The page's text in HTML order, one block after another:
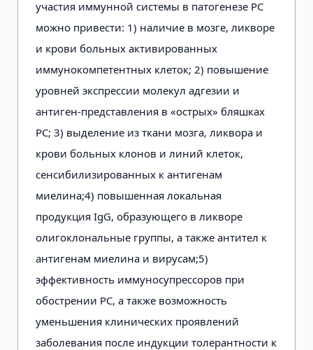
участия иммунной системы в патогенезе РС
можно привести: 1) наличие в мозге, ликворе
и крови больных активированных
иммунокомпетентных клеток; 2) повышение
уровней экспрессии молекул адгезии и
антиген-представления в «острых» бляшках
РС; 3) выделение из ткани мозга, ликвора и
крови больных клонов и линий клеток,
сенсибилизированных к антигенам
миелина;4) повышенная локальная
продукция IgG, образующего в ликворе
олигоклональные группы, а также антител к
антигенам миелина и вирусам;5)
эффективность иммуносупрессоров при
обострении РС, а также возможность
уменьшения клинических проявлений
заболевания после индукции толерантности к